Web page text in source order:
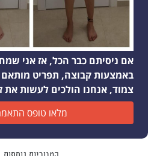
אם ניסיתם כבר הכל, אז אני
באמצעות קבוצה, תפריט מותאם
צמוד, אנחנו הולכים לעשות את
מלאו טופס